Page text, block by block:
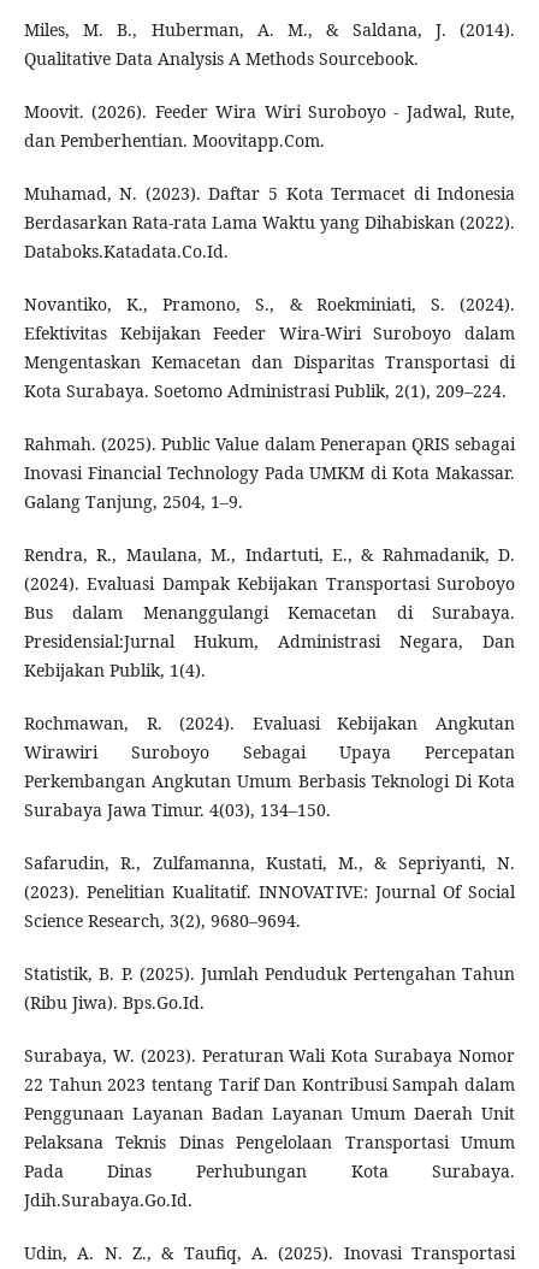
Miles, M. B., Huberman, A. M., & Saldana, J. (2014).
Qualitative Data Analysis A Methods Sourcebook.
Moovit. (2026). Feeder Wira Wiri Suroboyo - Jadwal, Rute,
dan Pemberhentian. Moovitapp.Com.
Muhamad, N. (2023). Daftar 5 Kota Termacet di Indonesia
Berdasarkan Rata-rata Lama Waktu yang Dihabiskan (2022).
Databoks.Katadata.Co.Id.
Novantiko, K., Pramono, S., & Roekminiati, S. (2024).
Efektivitas Kebijakan Feeder Wira-Wiri Suroboyo dalam
Mengentaskan Kemacetan dan Disparitas Transportasi di
Kota Surabaya. Soetomo Administrasi Publik, 2(1), 209–224.
Rahmah. (2025). Public Value dalam Penerapan QRIS sebagai
Inovasi Financial Technology Pada UMKM di Kota Makassar.
Galang Tanjung, 2504, 1–9.
Rendra, R., Maulana, M., Indartuti, E., & Rahmadanik, D.
(2024). Evaluasi Dampak Kebijakan Transportasi Suroboyo
Bus dalam Menanggulangi Kemacetan di Surabaya.
Presidensial:Jurnal Hukum, Administrasi Negara, Dan
Kebijakan Publik, 1(4).
Rochmawan, R. (2024). Evaluasi Kebijakan Angkutan
Wirawiri Suroboyo Sebagai Upaya Percepatan
Perkembangan Angkutan Umum Berbasis Teknologi Di Kota
Surabaya Jawa Timur. 4(03), 134–150.
Safarudin, R., Zulfamanna, Kustati, M., & Sepriyanti, N.
(2023). Penelitian Kualitatif. INNOVATIVE: Journal Of Social
Science Research, 3(2), 9680–9694.
Statistik, B. P. (2025). Jumlah Penduduk Pertengahan Tahun
(Ribu Jiwa). Bps.Go.Id.
Surabaya, W. (2023). Peraturan Wali Kota Surabaya Nomor
22 Tahun 2023 tentang Tarif Dan Kontribusi Sampah dalam
Penggunaan Layanan Badan Layanan Umum Daerah Unit
Pelaksana Teknis Dinas Pengelolaan Transportasi Umum
Pada Dinas Perhubungan Kota Surabaya.
Jdih.Surabaya.Go.Id.
Udin, A. N. Z., & Taufiq, A. (2025). Inovasi Transportasi